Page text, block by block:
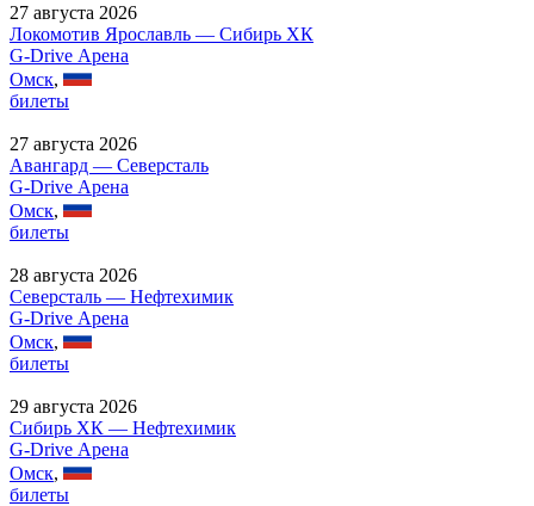
27 августа 2026
Локомотив Ярославль — Сибирь ХК
G-Drive Арена
Омск,
билеты
27 августа 2026
Авангард — Северсталь
G-Drive Арена
Омск,
билеты
28 августа 2026
Северсталь — Нефтехимик
G-Drive Арена
Омск,
билеты
29 августа 2026
Сибирь ХК — Нефтехимик
G-Drive Арена
Омск,
билеты